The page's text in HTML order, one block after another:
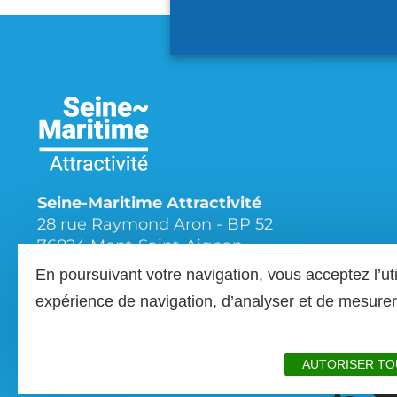
Seine-Maritime Attractivité
28 rue Raymond Aron - BP 52
76824 Mont-Saint-Aignan
Tél.
En poursuivant votre navigation, vous acceptez
expérience de navigation, d’analyser et de
AUTORISER